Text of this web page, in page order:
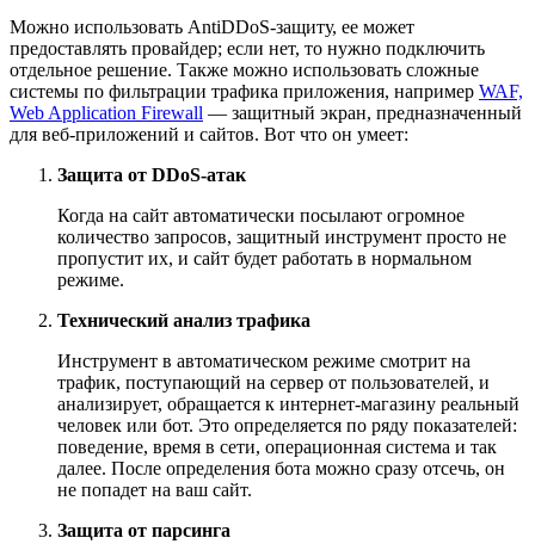
Можно использовать AntiDDoS-защиту, ее может
предоставлять провайдер; если нет, то нужно подключить
отдельное решение. Также можно использовать сложные
системы по фильтрации трафика приложения, например WAF,
Web Application Firewall — защитный экран, предназначенный
для веб-приложений и сайтов. Вот что он умеет:
Защита от DDoS-атак
Когда на сайт автоматически посылают огромное
количество запросов, защитный инструмент просто не
пропустит их, и сайт будет работать в нормальном
режиме.
Технический анализ трафика
Инструмент в автоматическом режиме смотрит на
трафик, поступающий на сервер от пользователей, и
анализирует, обращается к интернет-магазину реальный
человек или бот. Это определяется по ряду показателей:
поведение, время в сети, операционная система и так
далее. После определения бота можно сразу отсечь, он
не попадет на ваш сайт.
Защита от парсинга